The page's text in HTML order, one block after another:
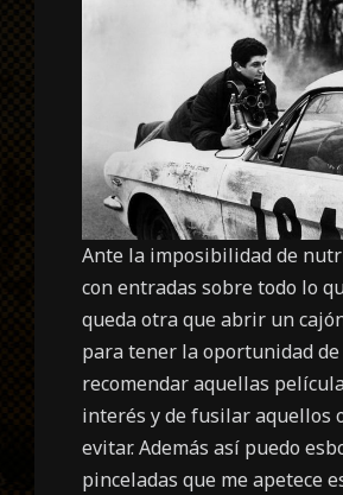
Ante la imposibilidad de
con entradas sobre todo lo
queda otra que abrir un
para tener la oportunidad de
recomendar aquellas
interés y de fusilar aquellos
evitar. Además así puedo
pinceladas que me apetece